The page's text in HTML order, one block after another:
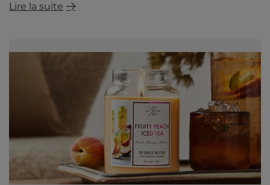
Lire la suite